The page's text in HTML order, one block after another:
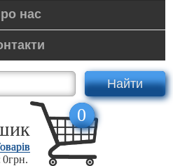
нас
Найти
0грн.
0